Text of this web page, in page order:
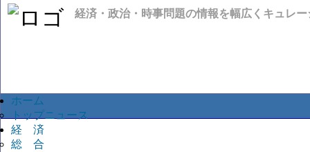
経済・政治・時事問題の情報を幅広くキュレ
ホーム
トップニュース
経 済
総 合